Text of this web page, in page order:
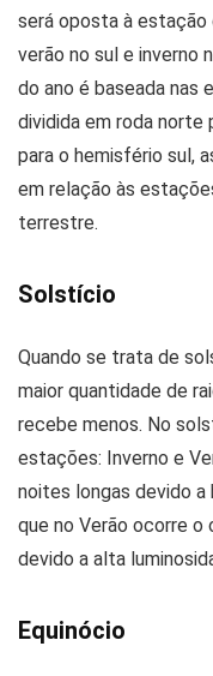
será oposta à estação
verão no sul e inverno
do ano é baseada nas
dividida em roda norte
para o hemisfério sul,
em relação às
terrestre.
Solstício
Quando se trata de
maior quantidade de
recebe menos. No
estações: Inverno e
noites longas devido a
que no Verão ocorre
devido a alta
Equinócio